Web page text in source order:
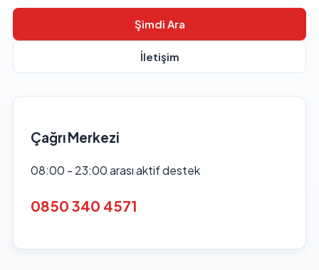
Şimdi Ara
İletişim
Çağrı Merkezi
08:00 - 23:00 arası aktif destek
0850 340 4571